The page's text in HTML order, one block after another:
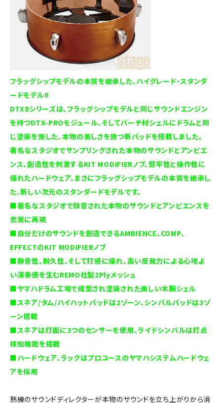
フラッグシップモデルの本質を継承した、ハイグレード・スタンダ
ードモデル!!
DTX8シリーズは、フラッグシップモデルと同じサウンドエンジン
を持つDTX-PROモジュール、そしてバーチ材シェルにドラムと同
じ塗装を施した、本物の美しさを放つ新パッドを搭載しました。
著名なスタジオでサンプリングされた本物のサウンドとアンビエ
ンス、創造性を刺激するKIT MODIFIERノブ、堅牢性と操作性に
優れたハードウェア。まさにフラッグシップモデルの本質を継承し
た、新しい次元のスタンダードモデルです。
■著名なスタジオで録音された本物のサウンドとアンビエンスを
忠実に再現
■自分だけのサウンドを創造できるAMBIENCE、COMP、
EFFECTのKIT MODIFIERノブ
■静音性、耐久性、そして打感に優れ、高い反発力による心地よ
い演奏感を生むREMO社製2Plyメッシュ
■ヤマハドラム工場で成型され塗装された美しい木胴シェル
■スネア/タム/ハイハットパッドは2ゾーン、シンバルパッドは3ゾ
ーン搭載
■スネアは打面に3つのセンサーを使用、ライドシンバルは打点
検知機能を搭載
■ハードウェア、ラックはプロユースのヤマハシステムハードウェ
アを採用
熟練のサウンドディレクターが本物のサウンドを立ち上がりから消